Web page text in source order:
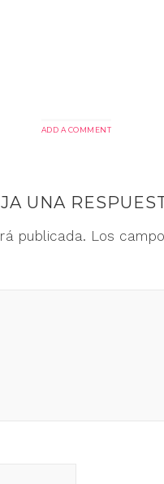
ADD A COMMENT
UNA
publicada. Los